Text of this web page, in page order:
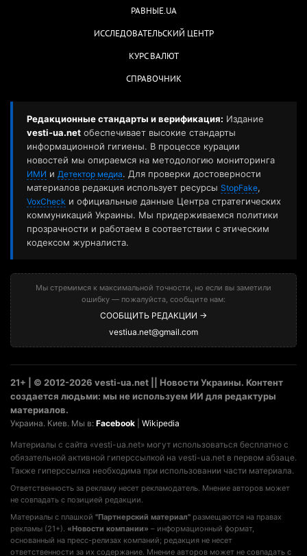
РАВНЫЕ.UA
ИССЛЕДОВАТЕЛЬСКИЙ ЦЕНТР
КУРС ВАЛЮТ
СПРАВОЧНИК
Редакционные стандарты и верификация: Издание
vesti-ua.net обеспечивает высокие стандарты
информационной гигиены. В процессе курации
новостей мы опираемся на методологию мониторинга
ИМИ и Детектор медиа. Для проверки достоверности
материалов редакция использует ресурсы StopFake,
VoxCheck и официальные данные Центра стратегических
коммуникаций Украины. Мы придерживаемся политики
прозрачности и работаем в соответствии с этическим
кодексом журналиста.
Мы стремимся к максимальной точности, но если вы заметили
ошибку — пожалуйста, сообщите нам:
СООБЩИТЬ РЕДАКЦИИ →
vestiua.net@gmail.com
21+ | © 2012-2026 vesti-ua.net || Новости Украины. Контент
создается людьми: мы не используем ИИ для редактуры
материалов.
Украина. Киев. Мы в: Facebook Wikipedia
Материалы с сайта «vesti-ua.net» могут использоваться бесплатно с
обязательной активной гиперссылкой на vesti-ua.net в первом абзаце.
Также гиперссылка необходима при использовании части материала.
Ответственность за рекламу несет рекламодатель. Мнение авторов может
не совпадать с позицией редакции.
Материалы с плашкой "Партнерский материал" размещаются на правах
рекламы (21+). «Новости компании» – информационный формат,
основанный на пресс-релизах компаний; редакция не несет
ответственности за их содержание. Мнение авторов может не совпадать с